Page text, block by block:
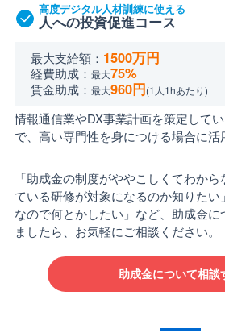
高度デジタル人材訓練に使える
人への投資促進コース
最大支給額： 1500万円
経費助成： 最大75%
賃金助成： 最大960円(1人1hあたり)
情報通信業やDX事業計画を策定して
で、高い専門性を身につける場合に活
「助成金の制度がややこしくてわか
ている研修が対象になるのか知りた
なので何とかしたい」など、助成金に
ましたら、お気軽にご相談ください。
助成金について相談